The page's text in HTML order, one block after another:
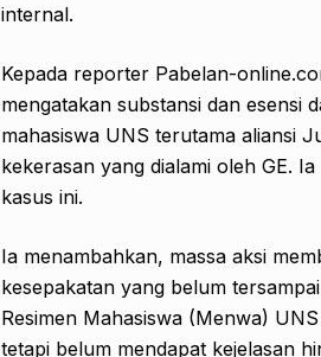
internal.
Kepada reporter Pabelan-
mengatakan substansi dan esensi
mahasiswa UNS terutama aliansi
kekerasan yang dialami oleh GE.
kasus ini.
Ia menambahkan, massa aksi
kesepakatan yang belum
Resimen Mahasiswa (Menwa)
tetapi belum mendapat kejelasan